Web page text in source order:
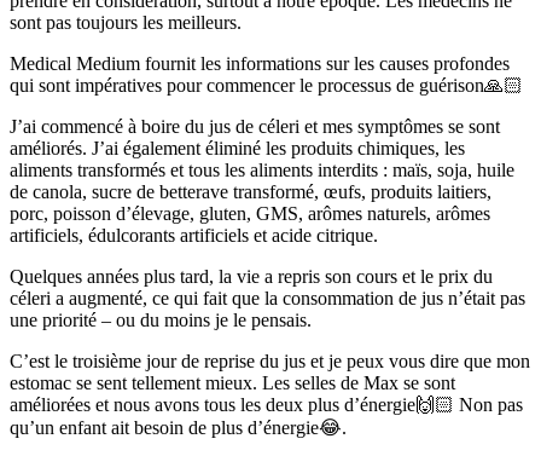
sont pas toujours les meilleurs.
Medical Medium fournit les informations sur les causes profondes
qui sont impératives pour commencer le processus de guérison🙏🏻
J’ai commencé à boire du jus de céleri et mes symptômes se sont
améliorés. J’ai également éliminé les produits chimiques, les
aliments transformés et tous les aliments interdits : maïs, soja, huile
de canola, sucre de betterave transformé, œufs, produits laitiers,
porc, poisson d’élevage, gluten, GMS, arômes naturels, arômes
artificiels, édulcorants artificiels et acide citrique.
Quelques années plus tard, la vie a repris son cours et le prix du
céleri a augmenté, ce qui fait que la consommation de jus n’était pas
une priorité – ou du moins je le pensais.
C’est le troisième jour de reprise du jus et je peux vous dire que mon
estomac se sent tellement mieux. Les selles de Max se sont
améliorées et nous avons tous les deux plus d’énergie🙌🏻 Non pas
qu’un enfant ait besoin de plus d’énergie😂.